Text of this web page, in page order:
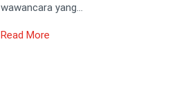
wawancara yang…
Read More